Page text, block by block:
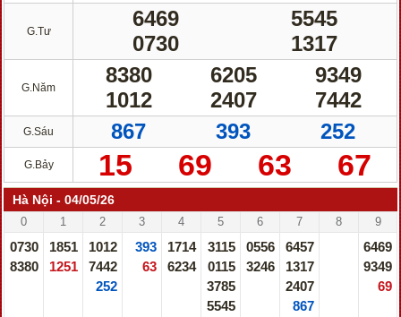
G.Tư
6469
5545
0730
1317
G.Năm
8380 6205
9349
1012
2407 7442
G.Sáu 867 393 252
G.Bảy 15 69 63 67
Hà Nội - 04/05/26
0 1 2 3 4 5 6 7 8 9
0730
8380
1851
1251
1012
7442
252
393
63
1714
6234
3115
0115
3785
5545
0556
3246
6457
1317
2407
867
6469
9349
69